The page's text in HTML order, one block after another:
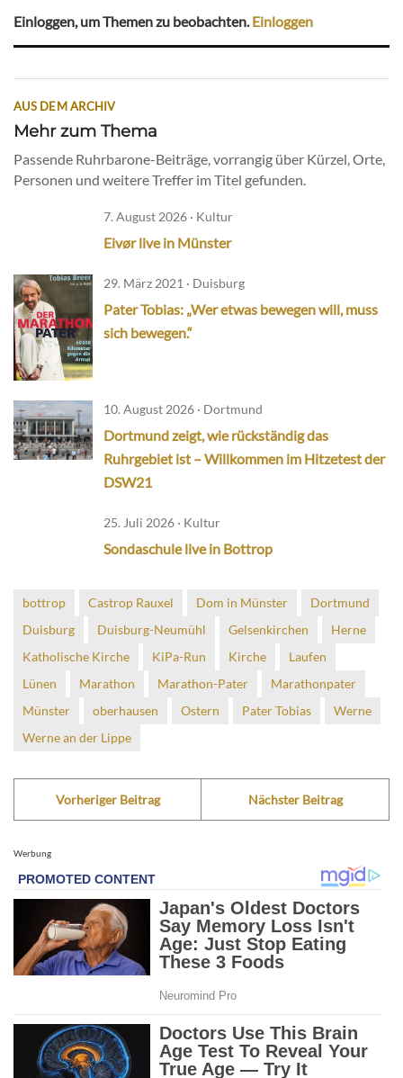
Einloggen, um Themen zu beobachten. Einloggen
AUS DEM ARCHIV
Mehr zum Thema
Passende Ruhrbarone-Beiträge, vorrangig über Kürzel, Orte,
Personen und weitere Treffer im Titel gefunden.
7. August 2026 · Kultur
Eivør live in Münster
29. März 2021 · Duisburg
Pater Tobias: „Wer etwas bewegen will, muss
sich bewegen.“
10. August 2026 · Dortmund
Dortmund zeigt, wie rückständig das
Ruhrgebiet ist – Willkommen im Hitzetest der
DSW21
25. Juli 2026 · Kultur
Sondaschule live in Bottrop
bottrop Castrop Rauxel Dom in Münster
Dortmund
Duisburg
Duisburg-Neumühl Gelsenkirchen
Herne
Katholische Kirche
KiPa-Run Kirche
Laufen
Lünen
Marathon Marathon-Pater
Marathonpater
Münster
oberhausen Ostern Pater Tobias
Werne
Werne an der Lippe
Vorheriger Beitrag Nächster Beitrag
Werbung